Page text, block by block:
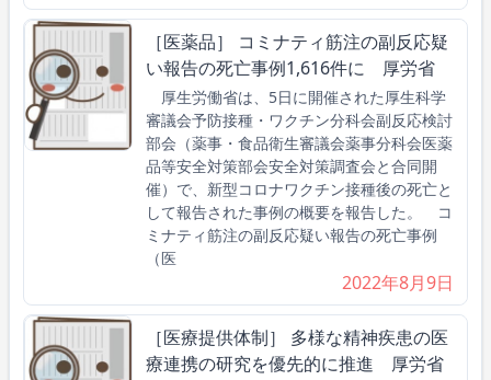
［医薬品］ コミナティ筋注の副反応疑
い報告の死亡事例1,616件に 厚労省
厚生労働省は、5日に開催された厚生科学
審議会予防接種・ワクチン分科会副反応検討
部会（薬事・食品衛生審議会薬事分科会医薬
品等安全対策部会安全対策調査会と合同開
催）で、新型コロナワクチン接種後の死亡と
して報告された事例の概要を報告した。 コ
ミナティ筋注の副反応疑い報告の死亡事例
（医
2022年8月9日
［医療提供体制］ 多様な精神疾患の医
療連携の研究を優先的に推進 厚労省